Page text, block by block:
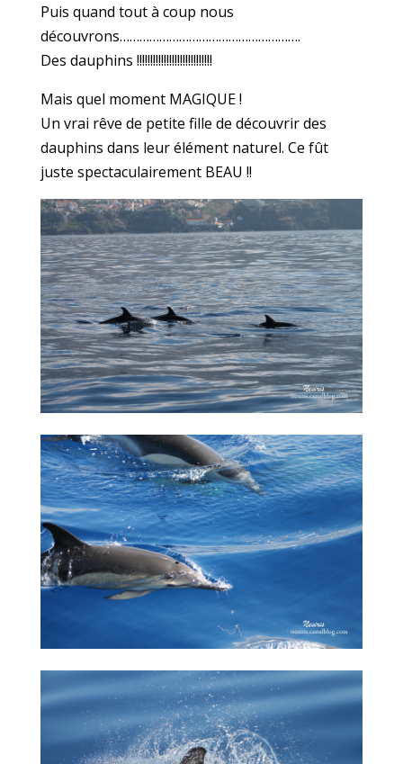
Puis quand tout à coup nous
découvrons……………………………………………….
Des dauphins !!!!!!!!!!!!!!!!!!!!!!!!!!!!
Mais quel moment MAGIQUE !
Un vrai rêve de petite fille de découvrir des
dauphins dans leur élément naturel. Ce fût
juste spectaculairement BEAU !!